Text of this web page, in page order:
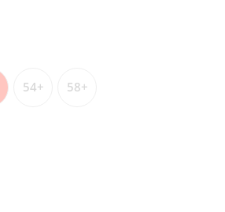
54+ 58+